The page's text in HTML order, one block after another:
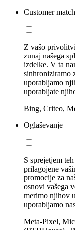
Customer
Z vašo
zunaj našega
izdelke. V ta
sinhroniziramo
uporabljamo
uporabljate
Bing, Criteo,
Oglaševanje
S sprejetjem
prilagojene
promocije za
osnovi vašega
merimo njihov
uporabljamo
Meta-Pixel,